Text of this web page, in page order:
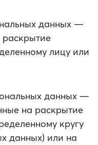
данных —
раскрытие
лицу или
данных —
на раскрытие
кругу
данных) или на